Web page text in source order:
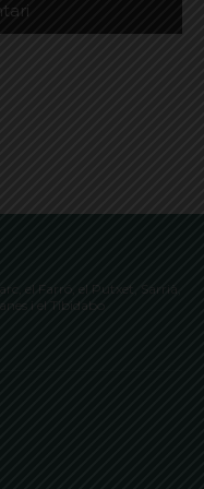
el Farró, el Putxet, Sarrià,
i el Tibidabo